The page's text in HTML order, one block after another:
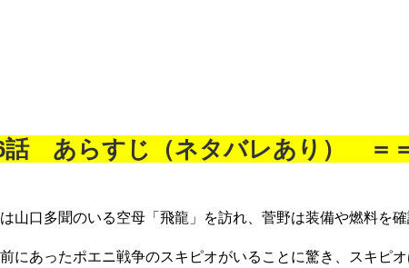
あらすじ（ネタバレあり） ＝
山口多聞のいる空母「飛龍」を訪れ、菅野は装備や燃料を確
にあったポエニ戦争のスキピオがいることに驚き、スキピ